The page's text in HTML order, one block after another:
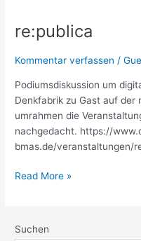
re:publica
Kommentar verfassen /
Podiumsdiskussion um
Denkfabrik zu Gast auf der
umrahmen die
nachgedacht. https://
bmas.de/veranstaltungen/
re:publica
Read More »
Suchen